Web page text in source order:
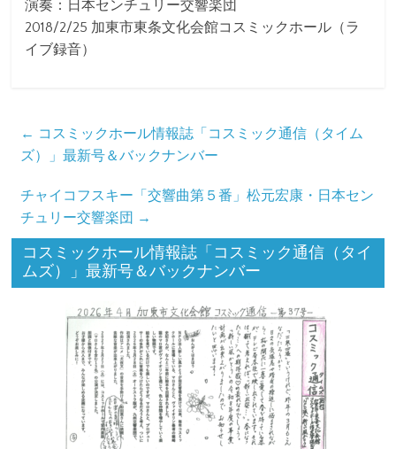
演奏：日本センチュリー交響楽団
2018/2/25 加東市東条文化会館コスミックホール（ラ
イブ録音）
← コスミックホール情報誌「コスミック通信（タイム
ズ）」最新号＆バックナンバー
チャイコフスキー「交響曲第５番」松元宏康・日本セン
チュリー交響楽団 →
コスミックホール情報誌「コスミック通信（タイ
ムズ）」最新号＆バックナンバー